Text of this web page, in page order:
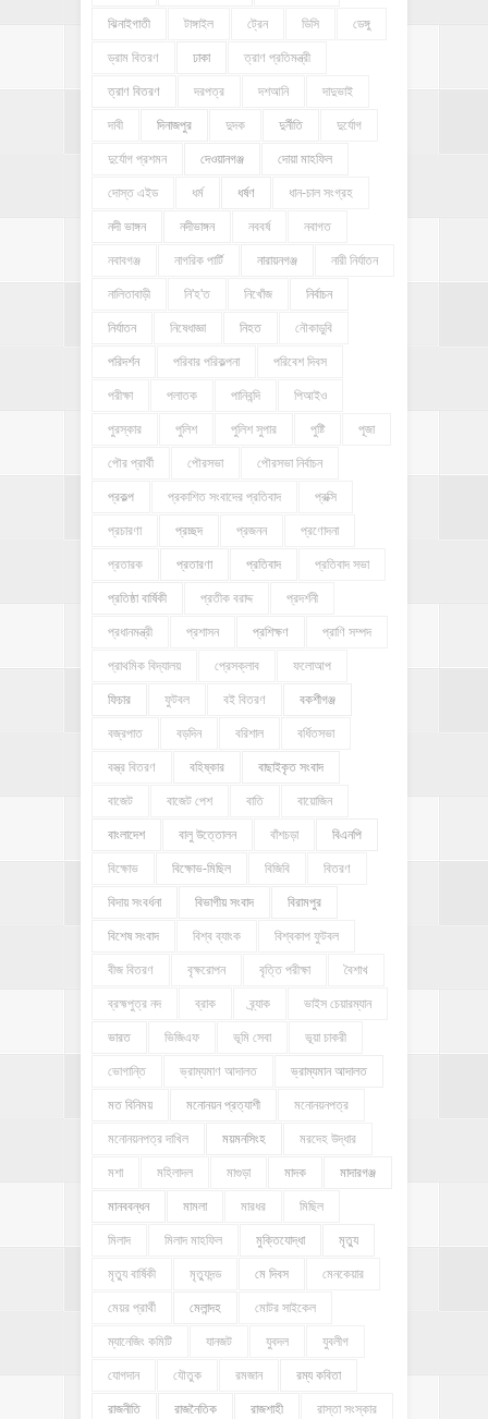
ঝিনাইগাতী টাঙ্গাইল ট্রেন ডিসি ডেঙ্গু
ড্রাম বিতরণ ঢাকা ত্রাণ প্রতিমন্ত্রী
ত্রাণ বিতরণ দরপত্র দশআনি দাদুভাই
দাবী দিনাজপুর দুদক দুর্নীতি দুর্যোগ
দুর্যোগ প্রশমন দেওয়ানগঞ্জ দোয়া মাহফিল
দোস্ত এইড ধর্ম ধর্ষণ ধান-চাল সংগ্রহ
নদী ভাঙ্গন নদীভাঙ্গন নববর্ষ নবাগত
নবাবগঞ্জ নাগরিক পার্টি নারায়নগঞ্জ নারী নির্যাতন
নালিতাবাড়ী নি'হ'ত নিখোঁজ নির্বাচন
নির্যাতন নিষেধাজ্ঞা নিহত নৌকাডুবি
পরিদর্শন পরিবার পরিকল্পনা পরিবেশ দিবস
পরীক্ষা পলাতক পানিবন্দি পিআইও
পুরস্কার পুলিশ পুলিশ সুপার পুষ্টি পূজা
পৌর প্রার্থী পৌরসভা পৌরসভা নির্বাচন
প্রকল্প প্রকাশিত সংবাদের প্রতিবাদ প্রক্সি
প্রচারণা প্রচ্ছদ প্রজনন প্রণোদনা
প্রতারক প্রতারণা প্রতিবাদ প্রতিবাদ সভা
প্রতিষ্ঠা বার্ষিকী প্রতীক বরাদ্দ প্রদর্শনী
প্রধানমন্ত্রী প্রশাসন প্রশিক্ষণ প্রাণি সম্পদ
প্রাথমিক বিদ্যালয় প্রেসক্লাব ফলোআপ
ফিচার ফুটবল বই বিতরণ বকশীগঞ্জ
বজ্রপাত বড়দিন বরিশাল বর্ধিতসভা
বস্ত্র বিতরণ বহিষ্কার বাছাইকৃত সংবাদ
বাজেট বাজেট পেশ বাতি বায়োজিন
বাংলাদেশ বালু উত্তোলন বাঁশচড়া বিএনপি
বিক্ষোভ বিক্ষোভ-মিছিল বিজিবি বিতরণ
বিদায় সংবর্ধনা বিভাগীয় সংবাদ বিরামপুর
বিশেষ সংবাদ বিশ্ব ব্যাংক বিশ্বকাপ ফুটবল
বীজ বিতরণ বৃক্ষরোপন বৃত্তি পরীক্ষা বৈশাখ
ব্রহ্মপুত্র নদ ব্রাক ব্র্যাক ভাইস চেয়ারম্যান
ভারত ভিজিএফ ভূমি সেবা ভূয়া চাকরী
ভোগান্তি ভ্রাম্যমাণ আদালত ভ্রাম্যমান আদালত
মত বিনিময় মনোনয়ন প্রত্যাশী মনোনয়নপত্র
মনোনয়নপত্র দাখিল ময়মনসিংহ মরদেহ উদ্ধার
মশা মহিলাদল মাগুড়া মাদক মাদারগঞ্জ
মানববন্ধন মামলা মারধর মিছিল
মিলাদ মিলাদ মাহফিল মুক্তিযোদ্ধা মৃত্যু
মৃত্যু বার্ষিকী মৃত্যুদন্ড মে দিবস মেনকেয়ার
মেয়র প্রার্থী মেলান্দহ মোটর সাইকেল
ম্যানেজিং কমিটি যানজট যুবদল যুবলীগ
যোগদান যৌতুক রমজান রম্য কবিতা
রাজনীতি রাজনৈতিক রাজশাহী রাস্তা সংস্কার